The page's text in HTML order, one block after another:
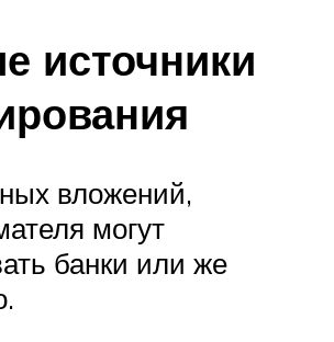
источники
вложений,
могут
банки или же